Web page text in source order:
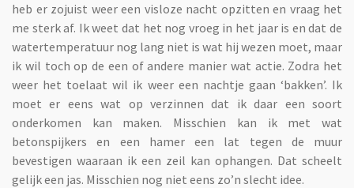
heb er zojuist weer een visloze nacht opzitten en vraag het
me sterk af. Ik weet dat het nog vroeg in het jaar is en dat de
watertemperatuur nog lang niet is wat hij wezen moet, maar
ik wil toch op de een of andere manier wat actie. Zodra het
weer het toelaat wil ik weer een nachtje gaan ‘bakken’. Ik
moet er eens wat op verzinnen dat ik daar een soort
onderkomen kan maken. Misschien kan ik met wat
betonspijkers en een hamer een lat tegen de muur
bevestigen waaraan ik een zeil kan ophangen. Dat scheelt
gelijk een jas. Misschien nog niet eens zo’n slecht idee.